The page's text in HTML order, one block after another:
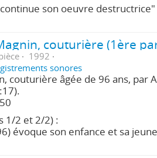
son oeuvre destructrice"
couturière (1ère
1992
sonores
couturière âgée de 96 ans, par
1/2 et 2/2) :
évoque son enfance et sa